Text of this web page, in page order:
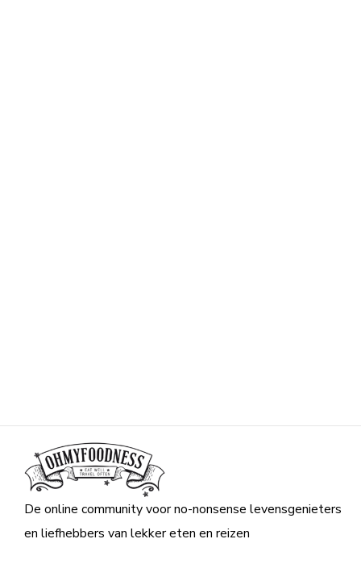
De online community voor no-nonsense levensgenieters
en liefhebbers van lekker eten en reizen